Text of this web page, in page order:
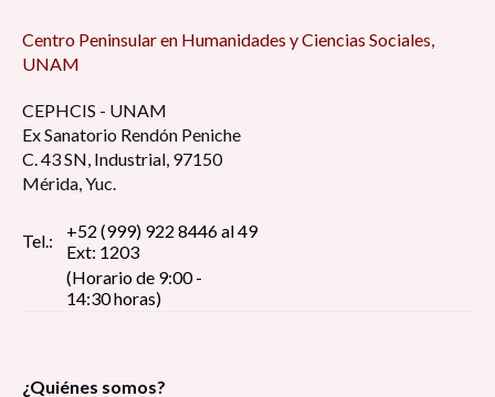
Centro Peninsular en Humanidades y Ciencias Sociales,
UNAM
CEPHCIS - UNAM
Ex Sanatorio Rendón Peniche
C. 43 SN, Industrial, 97150
Mérida, Yuc.
Tel.:
+52 (999) 922 8446 al 49
Ext: 1203
(Horario de 9:00 -
14:30 horas)
¿Quiénes somos?